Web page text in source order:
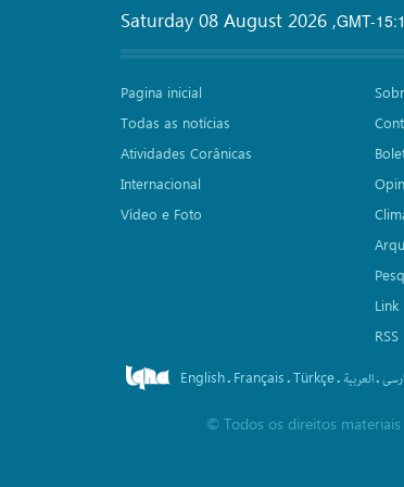
GMT-
Saturday 08 August 2026 ,
Pagina inicial
Todas as notícias
Atividades Corânicas
Internacional
Vídeo e Foto
Link
RSS
English. Français.Türkçe. العربیة.
© Todos os direitos